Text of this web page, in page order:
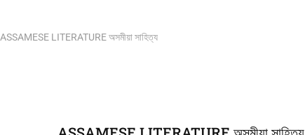
ASSAMESE LITERATURE অসমীয়া সাহিত্য